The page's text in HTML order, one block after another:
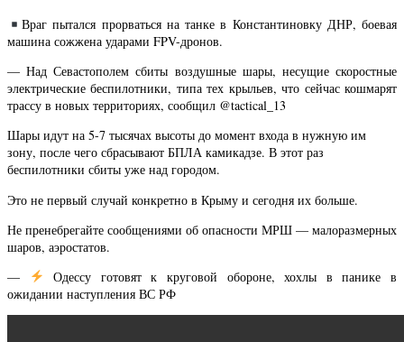
Враг пытался прорваться на танке в Константиновку ДНР, боевая
машина сожжена ударами FPV-дронов.
— Над Севастополем сбиты воздушные шары, несущие скоростные
электрические беспилотники, типа тех крыльев, что сейчас кошмарят
трассу в новых территориях, сообщил @tactical_13
Шары идут на 5-7 тысячах высоты до момент входа в нужную им
зону, после чего сбрасывают БПЛА камикадзе. В этот раз
беспилотники сбиты уже над городом.
Это не первый случай конкретно в Крыму и сегодня их больше.
Не пренебрегайте сообщениями об опасности МРШ — малоразмерных
шаров, аэростатов.
—
Одессу готовят к круговой обороне, хохлы в панике в
ожидании наступления ВС РФ